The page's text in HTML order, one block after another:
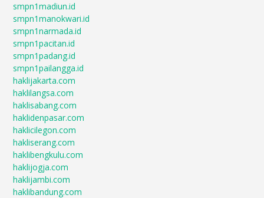
smpn1madiun.id
smpn1manokwari.id
smpn1narmada.id
smpn1pacitan.id
smpn1padang.id
smpn1pailangga.id
haklijakarta.com
haklilangsa.com
haklisabang.com
haklidenpasar.com
haklicilegon.com
hakliserang.com
haklibengkulu.com
haklijogja.com
haklijambi.com
haklibandung.com